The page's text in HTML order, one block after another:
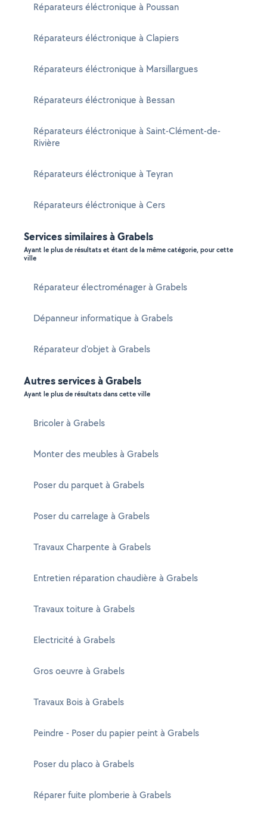
Réparateurs éléctronique à Poussan
Réparateurs éléctronique à Clapiers
Réparateurs éléctronique à Marsillargues
Réparateurs éléctronique à Bessan
Réparateurs éléctronique à Saint-Clément-de-
Rivière
Réparateurs éléctronique à Teyran
Réparateurs éléctronique à Cers
Services similaires à Grabels
Ayant le plus de résultats et étant de la même catégorie, pour cette
ville
Réparateur électroménager à Grabels
Dépanneur informatique à Grabels
Réparateur d'objet à Grabels
Autres services à Grabels
Ayant le plus de résultats dans cette ville
Bricoler à Grabels
Monter des meubles à Grabels
Poser du parquet à Grabels
Poser du carrelage à Grabels
Travaux Charpente à Grabels
Entretien réparation chaudière à Grabels
Travaux toiture à Grabels
Electricité à Grabels
Gros oeuvre à Grabels
Travaux Bois à Grabels
Peindre - Poser du papier peint à Grabels
Poser du placo à Grabels
Réparer fuite plomberie à Grabels